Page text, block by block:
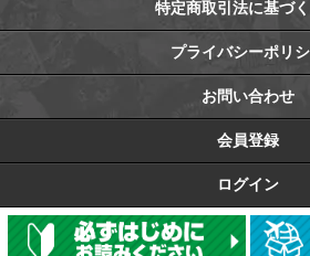
特定商取引法に基づ
プライバシーポリ
お問い合わせ
会員登録
ログイン